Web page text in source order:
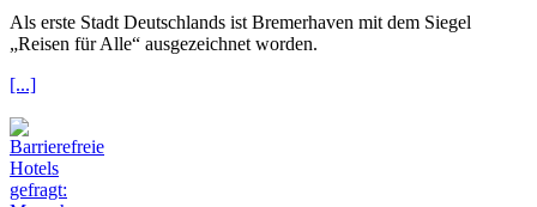
Als erste Stadt Deutschlands ist Bremerhaven mit dem Siegel
„Reisen für Alle“ ausgezeichnet worden.
[...]